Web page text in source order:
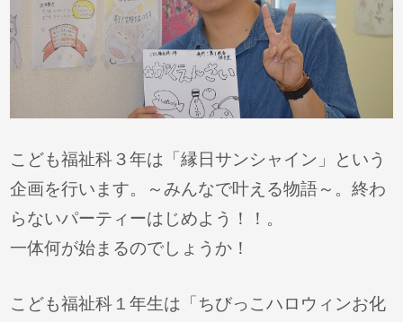
こども福祉科３年は「縁日サンシャイン」という
企画を行います。～みんなで叶える物語～。終わ
らないパーティーはじめよう！！。
一体何が始まるのでしょうか！
こども福祉科１年生は「ちびっこハロウィンお化